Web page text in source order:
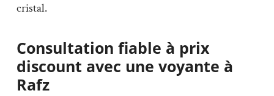
cristal.
Consultation fiable à prix
discount avec une voyante à
Rafz